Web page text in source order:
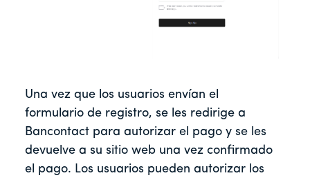
Una vez que los usuarios envían el
formulario de registro, se les redirige a
Bancontact para autorizar el pago y se les
devuelve a su sitio web una vez confirmado
el pago. Los usuarios pueden autorizar los